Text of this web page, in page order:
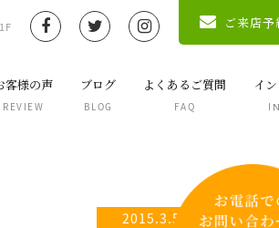
ご来店予
客様の声
REVIEW
ブログ
BLOG
よくあるご質問
FAQ
イ
2015.3.5